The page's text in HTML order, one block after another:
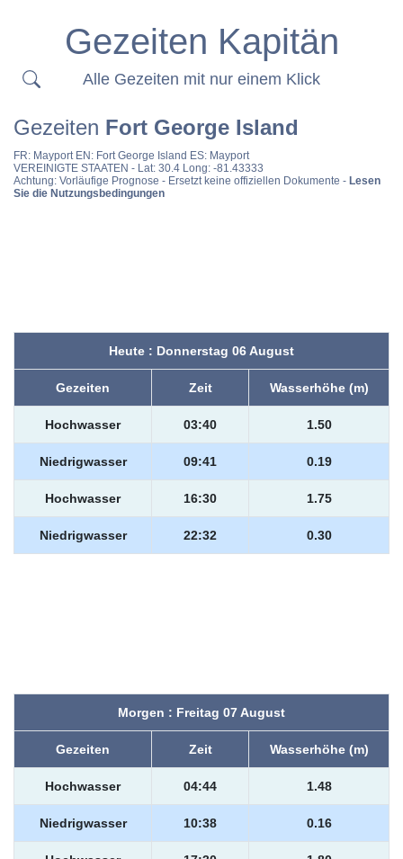
Gezeiten Kapitän
Alle Gezeiten mit nur einem Klick
Gezeiten Fort George Island
FR: MayportEN: Fort George Island ES: Mayport
VEREINIGTE STAATEN - Lat: 30.4 Long: -81.43333
Achtung: Vorläufige Prognose - Ersetzt keine offiziellen Dokumente - Lesen
Sie die Nutzungsbedingungen
Heute : Donnerstag 06 August
Gezeiten Zeit Wasserhöhe (m)
Hochwasser 03:40 1.50
Niedrigwasser 09:41 0.19
Hochwasser 16:30 1.75
Niedrigwasser 22:32 0.30
Morgen : Freitag 07 August
Gezeiten Zeit Wasserhöhe (m)
Hochwasser 04:44 1.48
Niedrigwasser 10:38 0.16